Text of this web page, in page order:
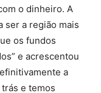
o dinheiro. A
ser a região mais
os fundos
e acrescentou
a
e temos